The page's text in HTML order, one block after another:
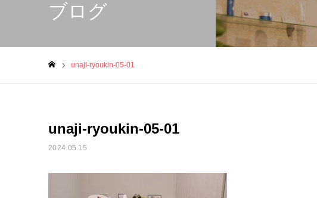
ブログ
unaji-ryoukin-05-01
unaji-ryoukin-05-01
2024.05.15